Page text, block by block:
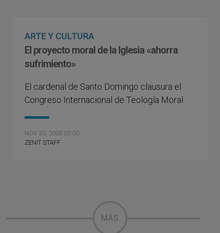
ARTE Y CULTURA
El proyecto moral de la Iglesia «ahorra
sufrimiento»
El cardenal de Santo Domingo clausura el
Congreso Internacional de Teología Moral
NOV 30, 2003 00:00
ZENIT STAFF
MÁS